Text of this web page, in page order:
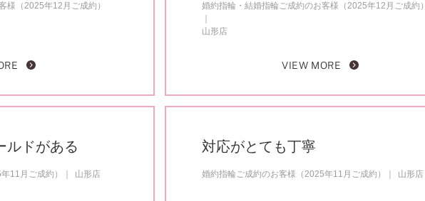
様（2025年12月ご成約） 婚約指輪・結婚指輪ご成約のお客様（2025年12月ご成約）
山形店
VIEW MORE
ルドがある
11月ご成約） 山形店
対応がとても丁寧
婚約指輪ご成約のお客様（2025年11月ご成約） 山形店